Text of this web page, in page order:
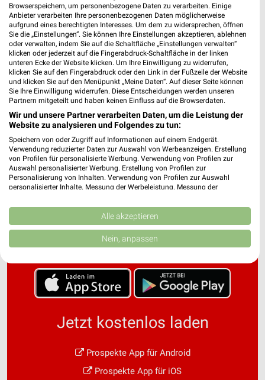
INTERSPORT Prospekte, Angebote & Aktionen
für Hannover
ISE-TOUR Filialen & Öffnungszeiten für Gifhorn
Noch mehr Angebote in
der weekli App!
Jetzt kostenlos laden
Prospekte App für Android
Prospekte App für iOS
Browserspeichern, um personenbezogene Daten zu verarbeiten. Einige
Anbieter verarbeiten Ihre personenbezogenen Daten möglicherweise
aufgrund eines berechtigten Interesses. Um dem zu widersprechen, öffnen
Sie die „Einstellungen“. Sie können Ihre Einstellungen akzeptieren, ablehnen
oder verwalten, indem Sie auf die Schaltfläche „Einstellungen verwalten“
klicken oder jederzeit auf die Fingerabdruck-Schaltfläche in der linken
unteren Ecke der Website klicken. Um Ihre Einwilligung zu widerrufen,
klicken Sie auf den Fingerabdruck oder den Link in der Fußzeile der Website
und klicken Sie auf den Menüpunkt „Meine Daten“. Auf dieser Seite können
Sie Ihre Einwilligung widerrufen. Diese Entscheidungen werden unseren
Partnern mitgeteilt und haben keinen Einfluss auf die Browserdaten.
Wir und unsere Partner verarbeiten Daten, um die Leistung der
Website zu analysieren und Folgendes zu tun:
Speichern von oder Zugriff auf Informationen auf einem Endgerät.
Verwendung reduzierter Daten zur Auswahl von Werbeanzeigen. Erstellung
von Profilen für personalisierte Werbung. Verwendung von Profilen zur
Auswahl personalisierter Werbung. Erstellung von Profilen zur
Personalisierung von Inhalten. Verwendung von Profilen zur Auswahl
personalisierter Inhalte. Messung der Werbeleistung. Messung der
Kombinationen von Daten aus verschiedenen Quellen. Entwicklung und
Verbesserung der Angebote. Verwendung reduzierter Daten zur Auswahl
von Inhalten.
Daten können außerhalb der Europäischen Union weitergegeben und in die
Website/App.
Partnerliste anzeigen (1 IAB-Anbieter)
Wir nutzen Ihre Daten für folgende Zwecke:
Speichern von oder Zugriff auf Informationen
Alle akzeptieren
Nein, anpassen